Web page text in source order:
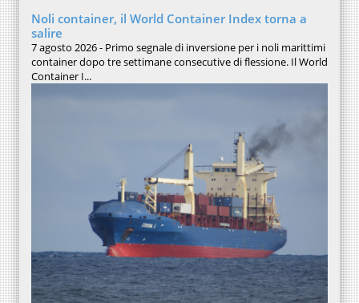
Noli container, il World Container Index torna a
salire
7 agosto 2026 - Primo segnale di inversione per i noli marittimi
container dopo tre settimane consecutive di flessione. Il World
Container I...